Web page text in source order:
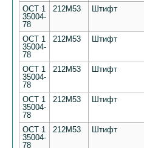
ОСТ 1
35004-
78
212М53 Штифт
ОСТ 1
35004-
78
212М53 Штифт
ОСТ 1
35004-
78
212М53 Штифт
ОСТ 1
35004-
78
212М53 Штифт
ОСТ 1
35004-
78
212М53 Штифт